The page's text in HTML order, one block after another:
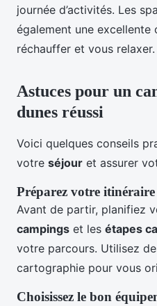
journée d’activités. Les
également une
réchauffer et vous relaxer.
Astuces pour un
dunes réussi
Voici quelques conseils
votre séjour et assurer
Préparez votre itinéraire
Avant de partir, planifiez
campings et les étapes
votre parcours. Utilisez
cartographie pour vous
Choisissez le bon